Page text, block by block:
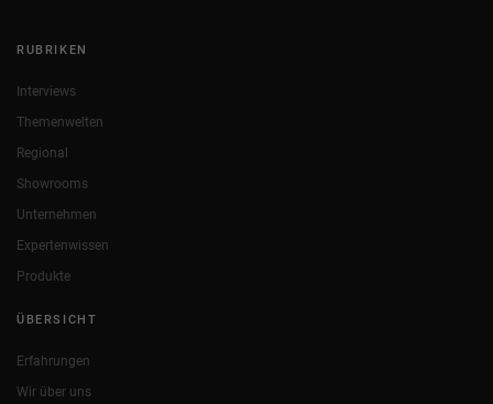
RUBRIKEN
Interviews
Themenwelten
Regional
Showrooms
Unternehmen
Expertenwissen
Produkte
ÜBERSICHT
Erfahrungen
Wir über uns